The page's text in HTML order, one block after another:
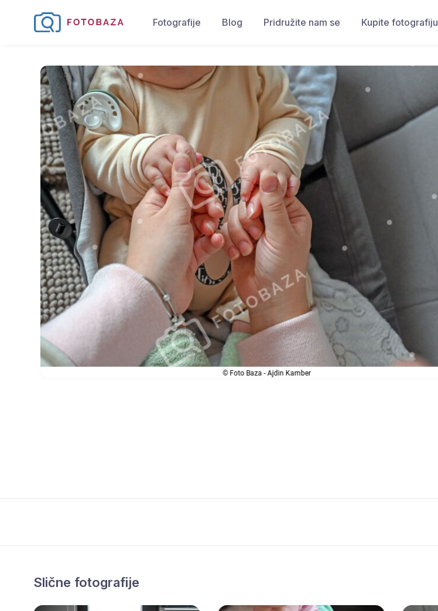
Fotografije Blog Pridružite nam se Kupite fotografiju
Slične fotografije